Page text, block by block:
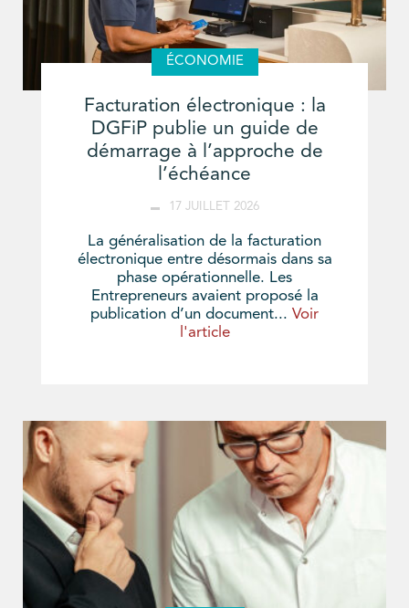
ÉCONOMIE
Facturation électronique : la
DGFiP publie un guide de
démarrage à l’approche de
l’échéance
17 JUILLET 2026
La généralisation de la facturation
électronique entre désormais dans sa
phase opérationnelle. Les
Entrepreneurs avaient proposé la
publication d’un document... Voir
l'article